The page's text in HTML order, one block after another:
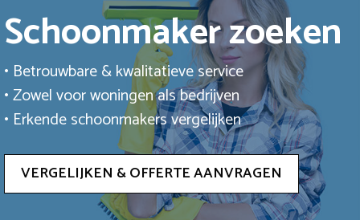
Schoonmaker zoeken
• Betrouwbare & kwalitatieve service
• Zowel voor woningen als bedrijven
• Erkende schoonmakers vergelijken
VERGELIJKEN & OFFERTE AANVRAGEN